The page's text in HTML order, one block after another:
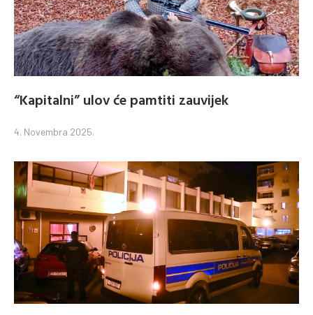
“Kapitalni” ulov će pamtiti zauvijek
4. Novembra 2025.